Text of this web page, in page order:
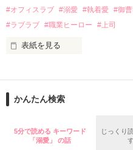
夏木美桜(なつきみお)
鳴海哲平 (なるみてっぺい)
2026.6.5～2026.7.25
＊以前、公開していた話の改
の関係となってしまい――？
#オフィスラブ #溺愛 #執着愛 #御曹
#ラブラブ #職業ヒーロー #上司
表紙を見る
ションの企画戦略室で働いて
めた、同期で恋人の石垣守（
いた。
守と由羅から『便利屋雛子』
かんたん検索
5分で読める キーワード
「溺愛」 の話
じっくり